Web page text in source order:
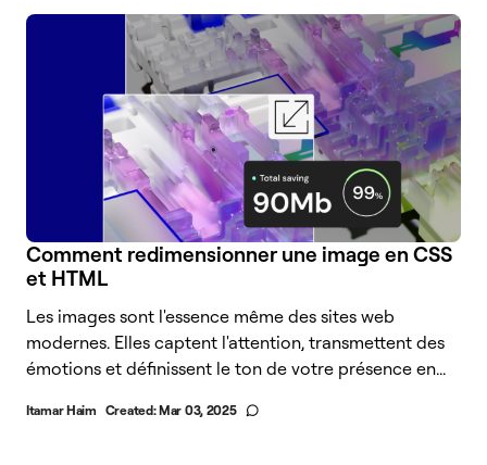
Comment redimensionner une image en CSS
et HTML
Les images sont l'essence même des sites web
modernes. Elles captent l'attention, transmettent des
émotions et définissent le ton de votre présence en...
Itamar Haim Created:Mar 03, 2025